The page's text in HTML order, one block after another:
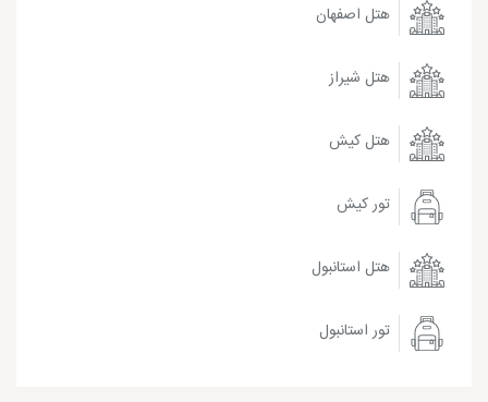
هتل اصفهان
هتل شیراز
هتل کیش
تور کیش
هتل استانبول
تور استانبول